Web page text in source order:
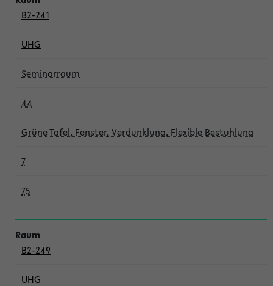
B2-241
UHG
Seminarraum
44
Grüne Tafel, Fenster, Verdunklung, Flexible Bestuhlung
7
75
B2-249
UHG